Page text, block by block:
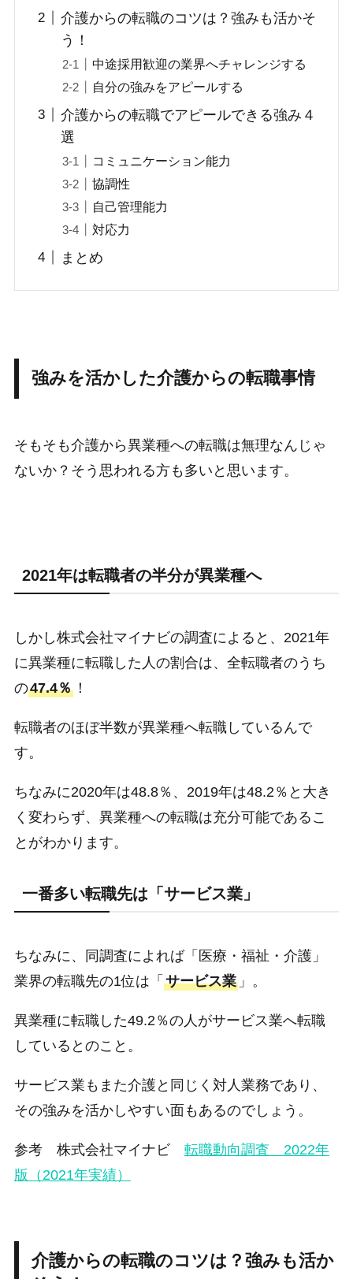
介護からの転職のコツは？強みも活かそ
う！
中途採用歓迎の業界へチャレンジする
自分の強みをアピールする
介護からの転職でアピールできる強み４
選
コミュニケーション能力
協調性
自己管理能力
対応力
まとめ
強みを活かした介護からの転職事情
そもそも介護から異業種への転職は無理なんじゃ
ないか？そう思われる方も多いと思います。
2021年は転職者の半分が異業種へ
しかし株式会社マイナビの調査によると、2021年
に異業種に転職した人の割合は、全転職者のうち
の47.4％！
転職者のほぼ半数が異業種へ転職しているんで
す。
ちなみに2020年は48.8％、2019年は48.2％と大き
く変わらず、異業種への転職は充分可能であるこ
とがわかります。
一番多い転職先は「サービス業」
ちなみに、同調査によれば「医療・福祉・介護」
業界の転職先の1位は「 サービス業」。
異業種に転職した49.2％の人がサービス業へ転職
しているとのこと。
サービス業もまた介護と同じく対人業務であり、
その強みを活かしやすい面もあるのでしょう。
参考 株式会社マイナビ 転職動向調査 2022年
版（2021年実績）
介護からの転職のコツは？強みも活か